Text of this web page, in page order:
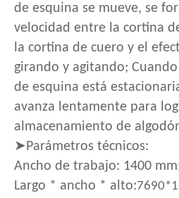
de esquina se mueve, se
velocidad entre la cortina
la cortina de cuero y el
girando y agitando;
de esquina está
avanza lentamente para
almacenamiento de
➤Parámetros técnicos:
Ancho de trabajo: 1400
Largo * ancho * alto: